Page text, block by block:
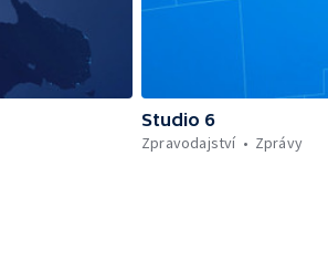
Studio 6
Zpravodajství
Zprávy